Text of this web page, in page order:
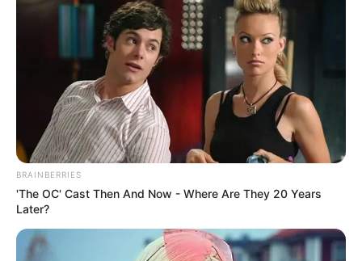
ΤΑ ΠΙΟ ΔΗΜΟΦΙΛΗ
BRAINBERRIES
'The OC' Cast Then And Now - Where Are They 20 Years
Later?